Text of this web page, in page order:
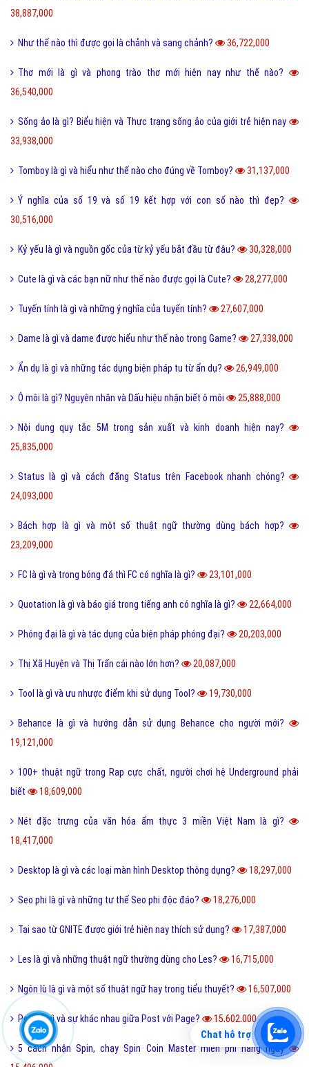
38,887,000
Như thế nào thì được gọi là chảnh và sang chảnh? 36,722,000
Thơ mới là gì và phong trào thơ mới hiện nay như thế nào?
36,540,000
Sống ảo là gì? Biểu hiện và Thực trạng sống ảo của giới trẻ hiện nay
33,938,000
Tomboy là gì và hiểu như thế nào cho đúng về Tomboy? 31,137,000
Ý nghĩa của số 19 và số 19 kết hợp với con số nào thì đẹp?
30,516,000
Kỷ yếu là gì và nguồn gốc của từ kỷ yếu bắt đầu từ đâu? 30,328,000
Cute là gì và các bạn nữ như thế nào được gọi là Cute? 28,277,000
Tuyến tính là gì và những ý nghĩa của tuyến tính? 27,607,000
Dame là gì và dame được hiểu như thế nào trong Game? 27,338,000
Ẩn dụ là gì và những tác dụng biện pháp tu từ ẩn dụ? 26,949,000
Ô môi là gì? Nguyên nhân và Dấu hiệu nhận biết ô môi 25,888,000
Nội dung quy tắc 5M trong sản xuất và kinh doanh hiện nay?
25,835,000
Status là gì và cách đăng Status trên Facebook nhanh chóng?
24,093,000
Bách hợp là gì và một số thuật ngữ thường dùng bách hợp?
23,209,000
FC là gì và trong bóng đá thì FC có nghĩa là gì? 23,101,000
Quotation là gì và báo giá trong tiếng anh có nghĩa là gì? 22,664,000
Phóng đại là gì và tác dụng của biện pháp phóng đại? 20,203,000
Thị Xã Huyện và Thị Trấn cái nào lớn hơn? 20,087,000
Tool là gì và ưu nhược điểm khi sử dụng Tool? 19,730,000
Behance là gì và hướng dẫn sử dụng Behance cho người mới?
19,121,000
100+ thuật ngữ trong Rap cực chất, người chơi hệ Underground phải
biết
18,609,000
Nét đặc trưng của văn hóa ẩm thực 3 miền Việt Nam là gì?
18,417,000
Desktop là gì và các loại màn hình Desktop thông dụng? 18,297,000
Seo phi là gì và những tư thế Seo phi độc đáo? 18,276,000
Tại sao từ GNITE được giới trẻ hiện nay thích sử dụng? 17,387,000
Les là gì và những thuật ngữ thường dùng cho Les? 16,715,000
Ngôn lù là gì và một số thuật ngữ hay trong tiểu thuyết? 16,507,000
Post là gì và sự khác nhau giữa Post với Page? 15,602,000
5 cách nhận Spin, chạy Spin Coin Master miễn phí hàng ngày
Chat hỗ trợ